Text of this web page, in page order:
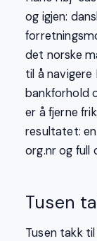
og igjen:
det norske
til å navigere
bankforhold
er å fjerne
resultatet:
org.nr og full
Tusen
Tusen takk